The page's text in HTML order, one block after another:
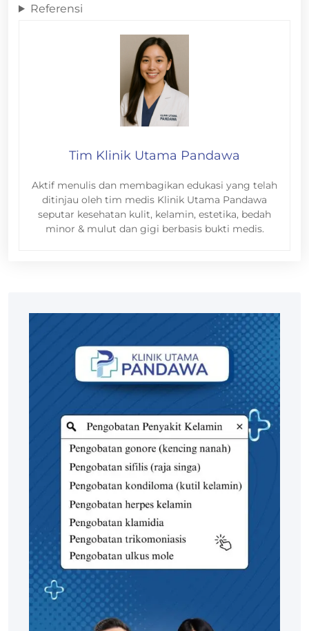
Referensi
Tim Klinik Utama Pandawa
Aktif menulis dan membagikan edukasi yang telah
ditinjau oleh tim medis Klinik Utama Pandawa
seputar kesehatan kulit, kelamin, estetika, bedah
minor & mulut dan gigi berbasis bukti medis.